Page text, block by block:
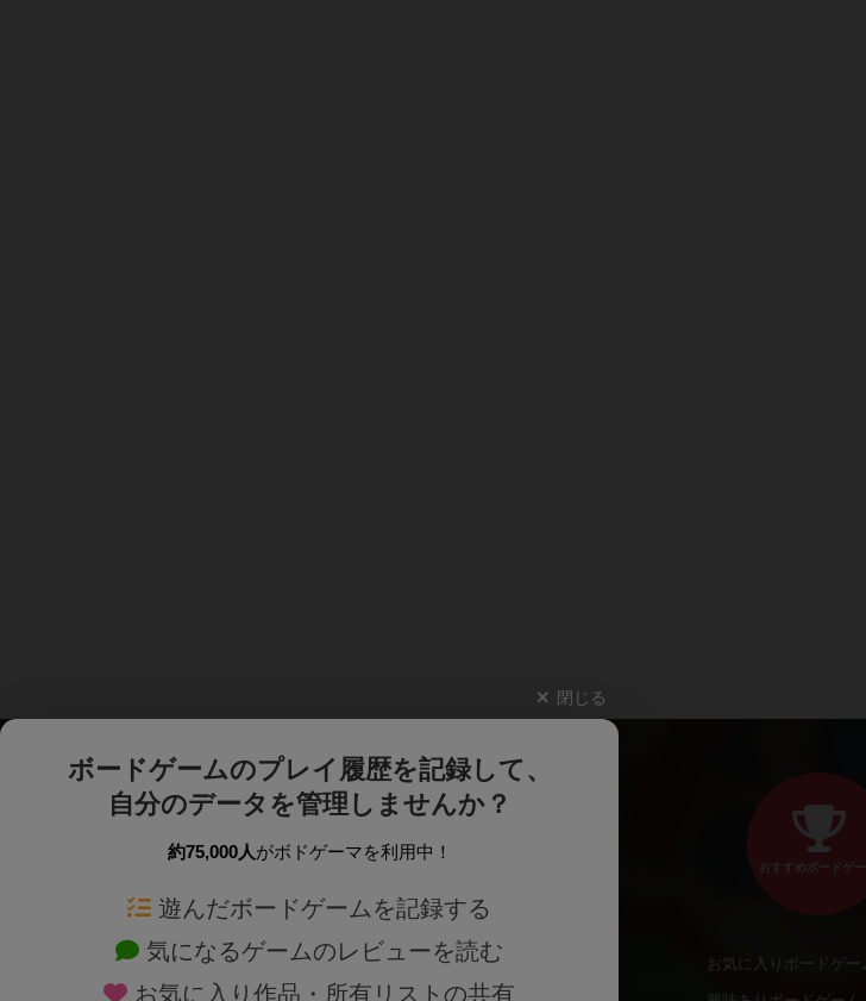
閉じる
ボードゲームのプレイ履歴を記録して、
自分のデータを管理しませんか？
約75,000人がボドゲーマを利用中！
遊んだボードゲームを記録する
気になるゲームのレビューを読む
お気に入り作品・所有リストの共有
ボードゲームを検索する 新作・再入荷情報
おすすめボードゲ
お気に入りボードゲー